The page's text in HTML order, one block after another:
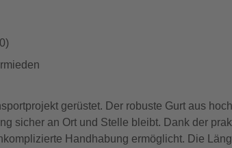
gerüstet. Der robuste Gurt aus
sicher an Ort und Stelle bleibt. Dank der
Handhabung ermöglicht. Die